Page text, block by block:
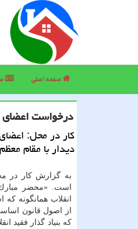
صفحه اصلی
درخواست اعضای
كار در محل:
دیدار با مقام
به گزارش كار در
است. «محضر
انقلاب همانگونه
از اصول قانون
كه بنیاد گذار فقید